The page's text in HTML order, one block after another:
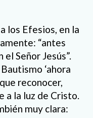
los Efesios, en la
“antes
Señor Jesús”.
‘ahora
reconocer,
a la luz de Cristo.
muy clara: